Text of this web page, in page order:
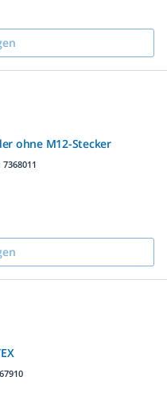
ohne M12-Stecker
7368011